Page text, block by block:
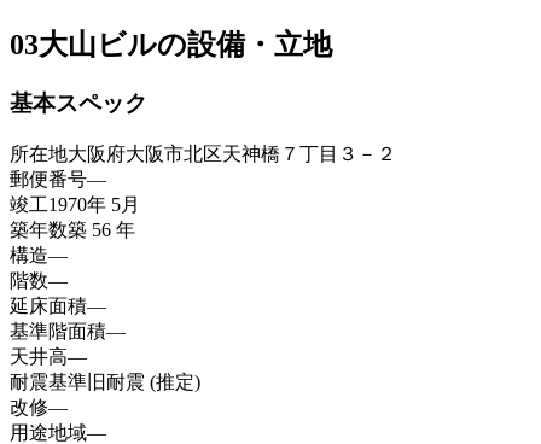
03大山ビルの設備・立地
基本スペック
所在地大阪府大阪市北区天神橋７丁目３－２
郵便番号—
竣工1970年 5月
築年数築 56 年
構造—
階数—
延床面積—
基準階面積—
天井高—
耐震基準 旧耐震 (推定)
改修—
用途地域—